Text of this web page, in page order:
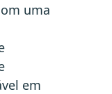
uma
em